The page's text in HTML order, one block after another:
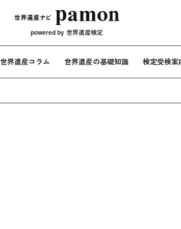
メインナビゲ
powered by 世界遺産検定
世界遺産コラム 世界遺産の基礎知識 検定受検案